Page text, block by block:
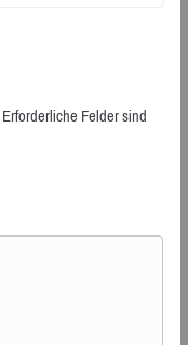
Erforderliche Felder sind